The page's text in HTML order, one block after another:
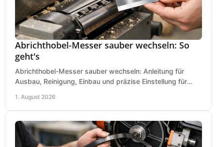
Abrichthobel-Messer sauber wechseln: So
geht's
Abrichthobel-Messer sauber wechseln: Anleitung für
Ausbau, Reinigung, Einbau und präzise Einstellung für
1. August 2026